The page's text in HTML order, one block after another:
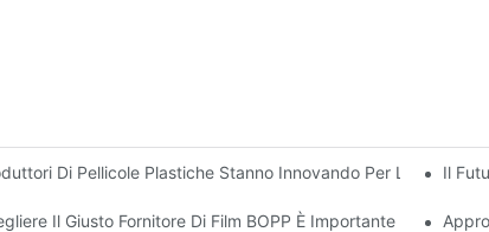
Di Pellicole Plastiche Stanno Innovando Per La Il
Il Giusto Fornitore Di Film BOPP È Importante Per La